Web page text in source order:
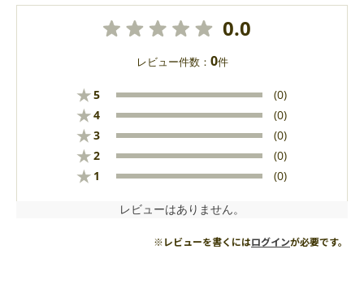
0.0
レビュー件数： 0件
★5 (0)
★4 (0)
★3 (0)
★2 (0)
★ 1 (0)
レビューはありません。
※レビューを書くにはログインが必要です。